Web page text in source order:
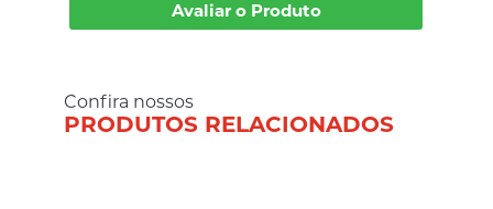
Avaliar o Produto
Confira nossos
PRODUTOS RELACIONADOS